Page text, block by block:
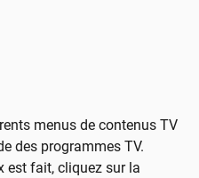
menus de contenus TV
des programmes TV.
est fait, cliquez sur la